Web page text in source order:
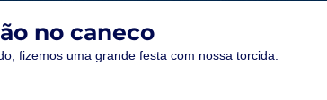
no caneco
fizemos uma grande festa com nossa torcida.